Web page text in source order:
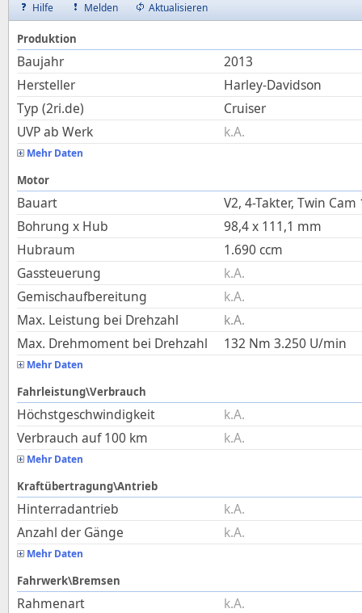
Hilfe
Melden Aktualisieren
Produktion
Baujahr
2013
Hersteller
Harley-Davidson
Typ (2ri.de)
Cruiser
UVP ab Werk
k.A.
Mehr Daten
Motor
Bauart
V2, 4-Takter, Twin
Bohrung x Hub
98,4x 111,1 mm
Hubraum
1.690 ccm
Gassteuerung
k.A.
Gemischaufbereitung
k.A.
Max. Leistung bei Drehzahl
k.A.
Max. Drehmoment bei Drehzahl
132 Nm 3.250 U/min
Mehr Daten
Fahrleistung\Verbrauch
Höchstgeschwindigkeit
k.A.
Verbrauch auf 100 km
k.A.
Mehr Daten
Kraftübertragung\Antrieb
Hinterradantrieb
k.A.
Anzahl der Gänge
k.A.
Mehr Daten
Fahrwerk\Bremsen
Rahmenart
k.A.